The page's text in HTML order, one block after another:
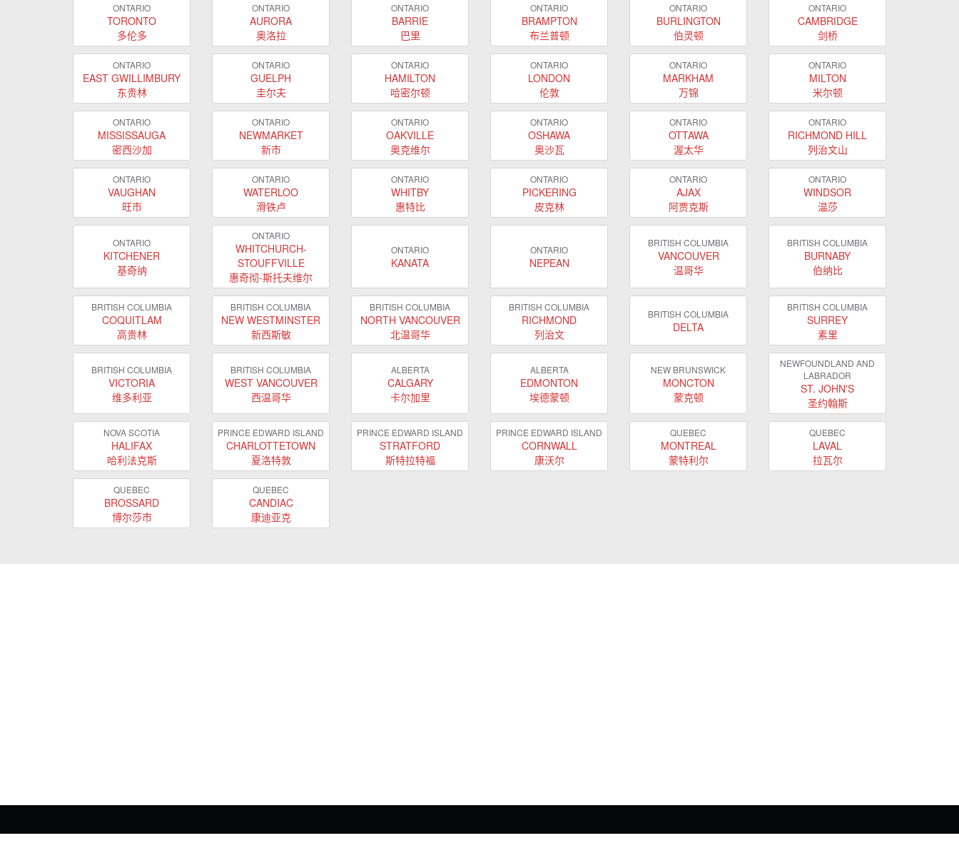
ONTARIO
TORONTO
多伦多
ONTARIO
AURORA
奥洛拉
ONTARIO
BARRIE
巴里
ONTARIO
BRAMPTON
布兰普顿
ONTARIO
BURLINGTON
伯灵顿
ONTARIO
CAMBRIDGE
剑桥
ONTARIO
EAST GWILLIMBURY
东贵林
ONTARIO
GUELPH
圭尔夫
ONTARIO
HAMILTON
哈密尔顿
ONTARIO
LONDON
伦敦
ONTARIO
MARKHAM
万锦
ONTARIO
MILTON
米尔顿
ONTARIO
MISSISSAUGA
密西沙加
ONTARIO
NEWMARKET
新市
ONTARIO
OAKVILLE
奥克维尔
ONTARIO
OSHAWA
奥沙瓦
ONTARIO
OTTAWA
渥太华
ONTARIO
RICHMOND HILL
列治文山
ONTARIO
VAUGHAN
旺市
ONTARIO
WATERLOO
滑铁卢
ONTARIO
WHITBY
惠特比
ONTARIO
PICKERING
皮克林
ONTARIO
AJAX
阿贾克斯
ONTARIO
WINDSOR
温莎
ONTARIO
KITCHENER
基奇纳
ONTARIO
WHITCHURCH-
STOUFFVILLE
惠奇彻-斯托夫维尔
ONTARIO
KANATA
ONTARIO
NEPEAN
BRITISH COLUMBIA
VANCOUVER
温哥华
BRITISH COLUMBIA
BURNABY
伯纳比
BRITISH COLUMBIA
COQUITLAM
高贵林
BRITISH COLUMBIA
NEW WESTMINSTER
新西斯敏
BRITISH COLUMBIA
NORTH VANCOUVER
北温哥华
BRITISH COLUMBIA
RICHMOND
列治文
BRITISH COLUMBIA
DELTA
BRITISH COLUMBIA
SURREY
素里
BRITISH COLUMBIA
VICTORIA
维多利亚
BRITISH COLUMBIA
WEST VANCOUVER
西温哥华
ALBERTA
CALGARY
卡尔加里
ALBERTA
EDMONTON
埃德蒙顿
NEW BRUNSWICK
MONCTON
蒙克顿
NEWFOUNDLAND AND
LABRADOR
ST. JOHN'S
圣约翰斯
NOVA SCOTIA
HALIFAX
哈利法克斯
PRINCE EDWARD ISLAND
CHARLOTTETOWN
夏洛特敦
PRINCE EDWARD ISLAND
STRATFORD
斯特拉特福
PRINCE EDWARD ISLAND
CORNWALL
康沃尔
QUEBEC
MONTREAL
蒙特利尔
QUEBEC
LAVAL
拉瓦尔
QUEBEC
BROSSARD
博尔莎市
QUEBEC
CANDIAC
康迪亚克